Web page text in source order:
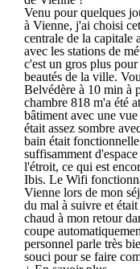
Venu pour quelques
à Vienne, j'ai choisi
centrale de la capitale
avec les stations de
c'est un gros plus
beautés de la ville.
Belvédère à 10 min à
chambre 818 m'a été
bâtiment avec une
était assez sombre
bain était
suffisamment
l'étroit, ce qui est
Ibis. Le Wifi
Vienne lors de mon
du mal à suivre et
chaud à mon retour
coupe
personnel parle très
souci pour se faire